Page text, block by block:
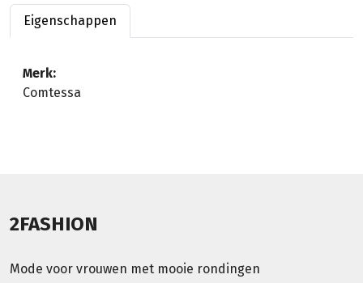
Eigenschappen
Merk:
Comtessa
2FASHION
Mode voor vrouwen met mooie rondingen